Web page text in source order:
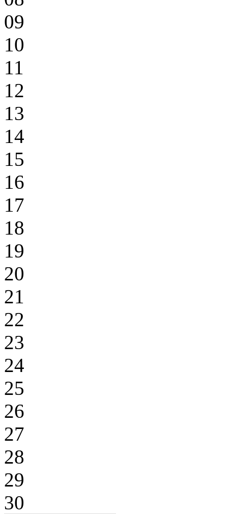
09
10
11
12
13
14
15
16
17
18
19
20
21
22
23
24
25
26
27
28
29
30